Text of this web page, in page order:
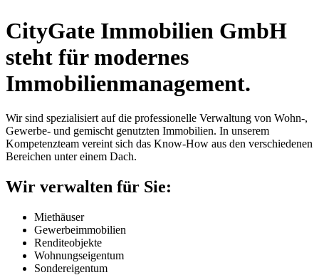
CityGate Immobilien GmbH
steht für modernes
Immobilienmanagement.
Wir sind spezialisiert auf die professionelle Verwaltung von Wohn-,
Gewerbe- und gemischt genutzten Immobilien. In unserem
Kompetenzteam vereint sich das Know-How aus den verschiedenen
Bereichen unter einem Dach.
Wir verwalten für Sie:
Miethäuser
Gewerbeimmobilien
Renditeobjekte
Wohnungseigentum
Sondereigentum